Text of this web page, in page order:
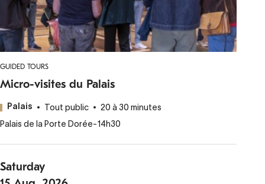
GUIDED TOURS
Micro-visites du Palais
Palais Tout public
20 à 30 minutes
Palais de la Porte Dorée-14h30
Saturday